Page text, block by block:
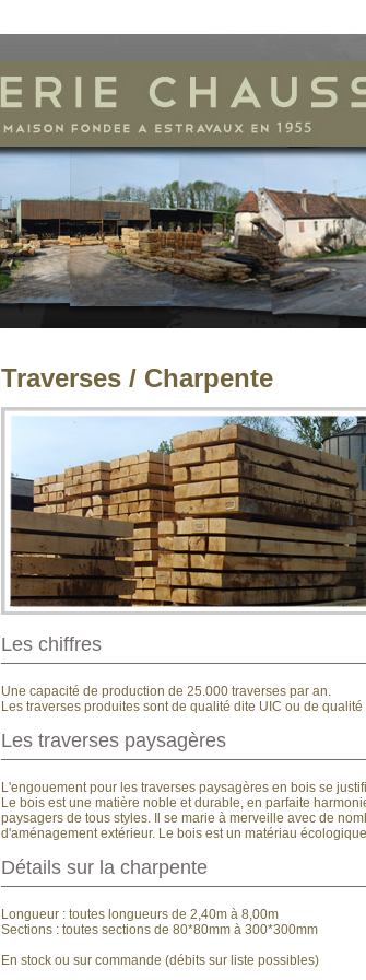
Traverses / Charpente
Les chiffres
Une capacité de production de 25.000 traverses par an.
Les traverses produites sont de qualité dite UIC ou de
Les traverses paysagères
L'engouement pour les traverses paysagères en bois se
Le bois est une matière noble et durable, en parfaite
paysagers de tous styles. Il se marie à merveille avec de
d'aménagement extérieur. Le bois est un matériau
Détails sur la charpente
Longueur : toutes longueurs de 2,40m à 8,00m
Sections : toutes sections de 80*80mm à 300*300mm
En stock ou sur commande (débits sur liste possibles)